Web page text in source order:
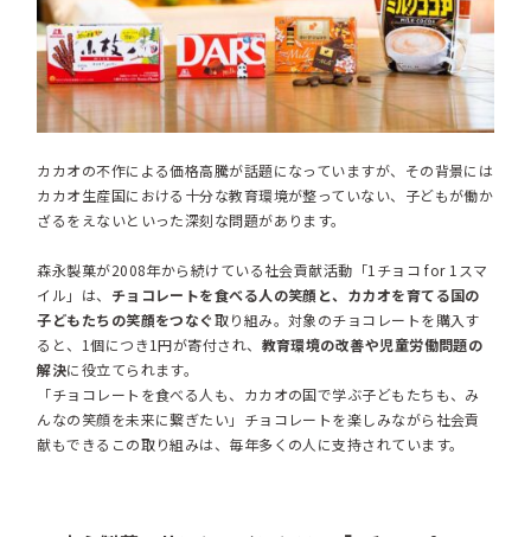
カカオの不作による価格高騰が話題になっていますが、その背景には
カカオ生産国における十分な教育環境が整っていない、子どもが働か
ざるをえないといった深刻な問題があります。
森永製菓が2008年から続けている社会貢献活動「1チョコ for 1スマ
イル」は、 チョコレートを食べる人の笑顔と、カカオを育てる国の
子どもたちの笑顔をつなぐ取り組み。対象のチョコレートを購入す
ると、1個につき1円が寄付され、 教育環境の改善や児童労働問題の
解決に役立てられます。
「チョコレートを食べる人も、カカオの国で学ぶ子どもたちも、み
んなの笑顔を未来に繋ぎたい」チョコレートを楽しみながら社会貢
献もできるこの取り組みは、毎年多くの人に支持されています。